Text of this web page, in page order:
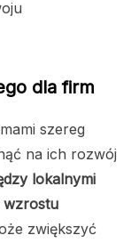
dla firm
szereg
na ich rozwój
lokalnymi
wzrostu
zwiększyć